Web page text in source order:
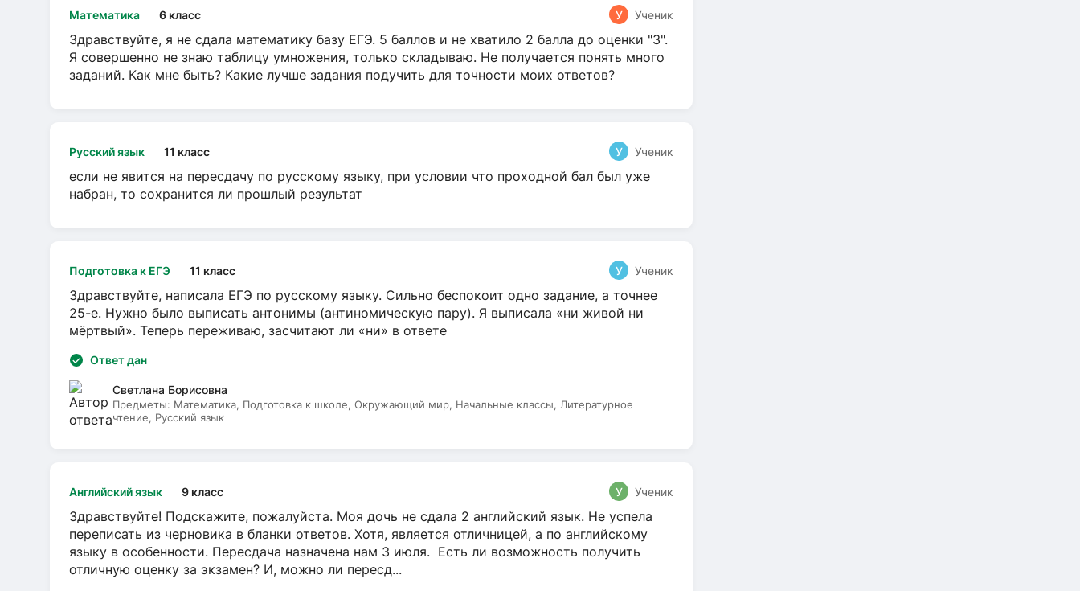
Математика 6 класс У Ученик
Здравствуйте, я не сдала математику базу ЕГЭ. 5 баллов и не хватило 2 балла до оценки "3".
Я совершенно не знаю таблицу умножения, только складываю. Не получается понять много
заданий. Как мне быть? Какие лучше задания подучить для точности моих ответов?
Русский язык 11 класс У Ученик
если не явится на пересдачу по русскому языку, при условии что проходной бал был уже
набран, то сохранится ли прошлый результат
Подготовка к ЕГЭ 11 класс У Ученик
Здравствуйте, написала ЕГЭ по русскому языку. Сильно беспокоит одно задание, а точнее
25-е. Нужно было выписать антонимы (антиномическую пару). Я выписала «ни живой ни
мёртвый». Теперь переживаю, засчитают ли «ни» в ответе
Ответ дан
Светлана Борисовна
Предметы: Математика, Подготовка к школе, Окружающий мир, Начальные классы, Литературное
чтение, Русский язык
Английский язык 9 класс У Ученик
Здравствуйте! Подскажите, пожалуйста. Моя дочь не сдала 2 английский язык. Не успела
переписать из черновика в бланки ответов. Хотя, является отличницей, а по английскому
языку в особенности. Пересдача назначена нам 3 июля. Есть ли возможность получить
отличную оценку за экзамен? И, можно ли пересд...